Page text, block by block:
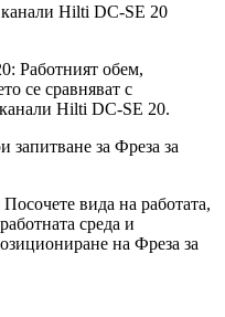
Hilti DC-SE 20
Работният обем,
се сравняват с
Hilti DC-SE 20.
запитване за Фреза за
вида на работата,
среда и
на Фреза за